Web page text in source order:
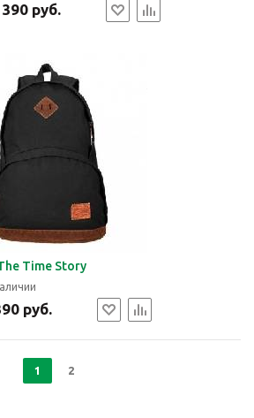
руб.
Time Story
руб.
1 2